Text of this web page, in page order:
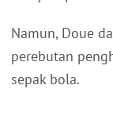
Namun, Doue
perebutan
sepak bola.